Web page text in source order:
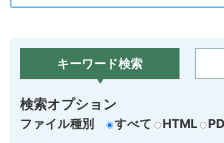
キーワード検索
検索オプション
ファイル種別 すべて HTML